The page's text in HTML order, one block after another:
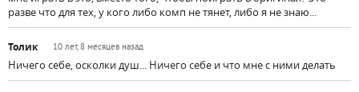
разве что для тех, у кого либо комп не тянет, либо я не знаю...
Толик 10 лет, 8 месяцев назад
Ничего себе, осколки душ... Ничего себе и что мне с ними делать